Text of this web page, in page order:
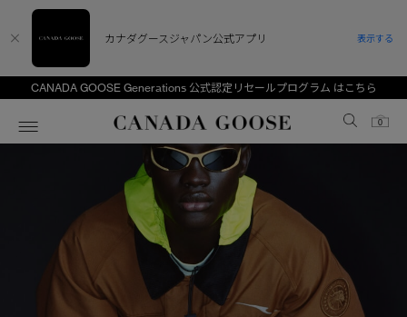
CANADA GOOSE Generations 公式認定リセールプログラム はこちら
Canada Goose
0
ホーム
スノーグース
ディスカバー
アンバサダー
ホーム
ウィメンズ TOP
新着アイテム
ベストセラー
ホーム
メンズ TOP
新着アイテム
ベストセラー
ホーム
キッズ TOP
ベビー（0‐24ヵ月)
キッズ（2‐7歳)
ホーム
カナダグースジャパン公式アプリ 表示する